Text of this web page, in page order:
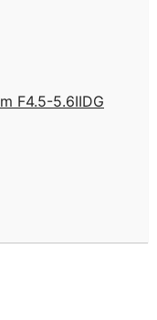
F4.5-5.6IIDG